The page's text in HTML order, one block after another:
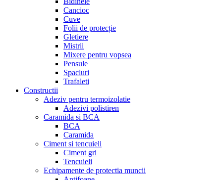
Cancioc
Cuve
Folii de protecție
Gletiere
Mistrii
Mixere pentru vopsea
Pensule
Spacluri
Trafaleti
Constructii
Adeziv pentru termoizolatie
Adezivi polistiren
Caramida si BCA
BCA
Caramida
Ciment si tencuieli
Ciment gri
Tencuieli
Echipamente de protectia muncii